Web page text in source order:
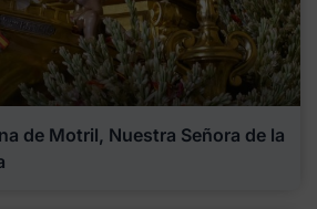
de Motril, Nuestra Señora de la